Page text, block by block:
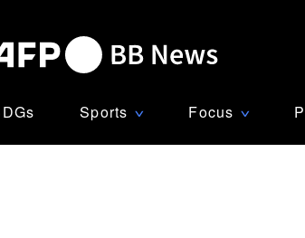
Sports ∨ Focus ∨